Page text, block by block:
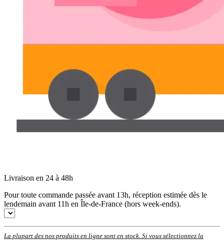
Livraison en 24 à 48h
Pour toute commande passée avant 13h, réception estimée dès le
lendemain avant 11h en Île-de-France (hors week-ends).
La plupart des nos produits en ligne sont en stock. Si vous sélectionnez la